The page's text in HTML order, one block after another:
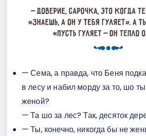
— Сема, а правда, что Беня
в лесу и набил морду за то, шо
женой?
— Та шо за лес? Так, десяток
— Ты, конечно, никогда бы не